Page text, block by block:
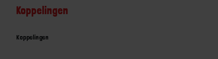
Koppelingen
Koppelingen